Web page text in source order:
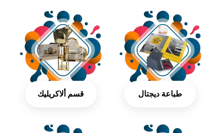
طباعة ديجتال قسم ألاكريليك